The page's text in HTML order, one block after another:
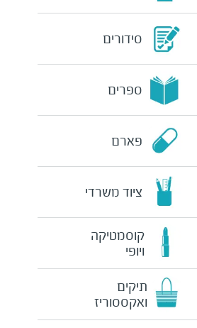
סידורים
ספרים
פארם
ציוד משרדי
קוסמטיקה
ויופי
תיקים
ואקססוריז